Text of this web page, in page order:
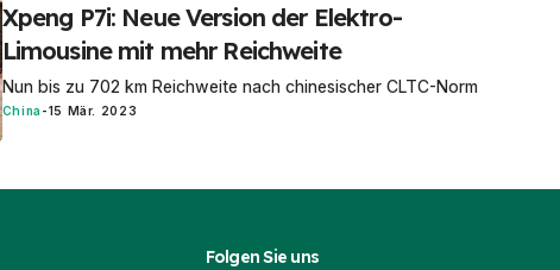
Xpeng P7i: Neue Version der Elektro-
Limousine mit mehr Reichweite
Nun bis zu 702 km Reichweite nach chinesischer CLTC-Norm
China -15 Mär. 2023
Folgen Sie uns